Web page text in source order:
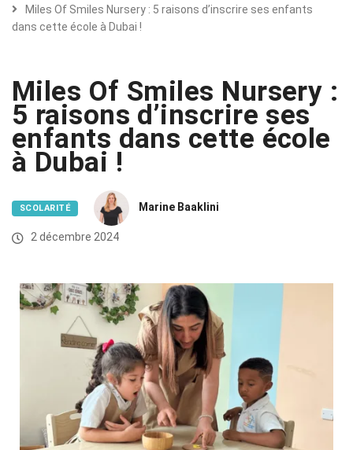
Miles Of Smiles Nursery : 5 raisons d’inscrire ses enfants
dans cette école à Dubai !
Miles Of Smiles Nursery :
5 raisons d’inscrire ses
enfants dans cette école
à Dubai !
SCOLARITÉ Marine Baaklini
2 décembre 2024